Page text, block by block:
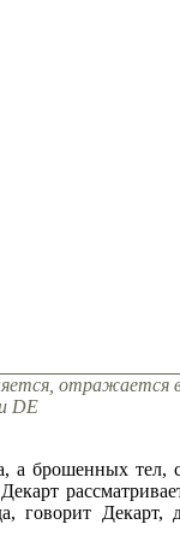
отражается
DE
а брошенных
говорит